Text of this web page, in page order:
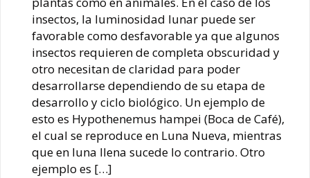
insectos, la luminosidad lunar puede ser
favorable como desfavorable ya que algunos
insectos requieren de completa obscuridad y
otro necesitan de claridad para poder
desarrollarse dependiendo de su etapa de
desarrollo y ciclo biológico. Un ejemplo de
esto es Hypothenemus hampei (Boca de Café),
el cual se reproduce en Luna Nueva, mientras
que en luna llena sucede lo contrario. Otro
ejemplo es […]